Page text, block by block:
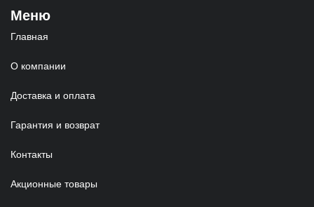
Меню
Главная
О компании
Доставка и оплата
Гарантия и возврат
Контакты
Акционные товары